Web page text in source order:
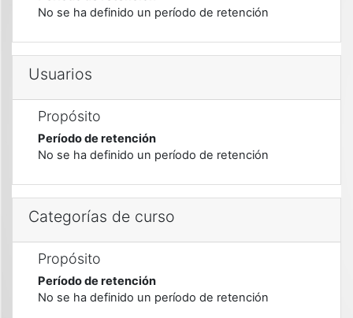
No se ha definido un período de retención
Usuarios
Propósito
Período de retención
No se ha definido un período de retención
Categorías de curso
Propósito
Período de retención
No se ha definido un período de retención